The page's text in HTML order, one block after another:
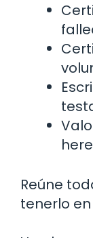
Reúne
tenerlo